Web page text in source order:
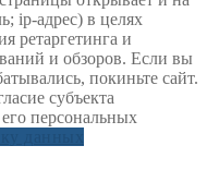
ip-адрес) в целях
ретаргетинга и
и обзоров. Если вы
покиньте сайт.
субъекта
персональных